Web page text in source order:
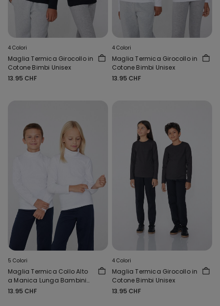
4 Colori
Maglia Termica Girocollo in
Cotone Bimbi Unisex
13.95 CHF
4 Colori
Maglia Termica Girocollo in
Cotone Bimbi Unisex
13.95 CHF
5 Colori
Maglia Termica Collo Alto
a Manica Lunga Bambini
Unisex
13.95 CHF
4 Colori
Maglia Termica Girocollo in
Cotone Bimbi Unisex
13.95 CHF